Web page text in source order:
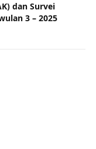
dan Survei
3 – 2025